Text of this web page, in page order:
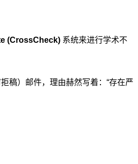
(CrossCheck) 系统来进行学术不
稿）邮件，理由赫然写着：“存在严